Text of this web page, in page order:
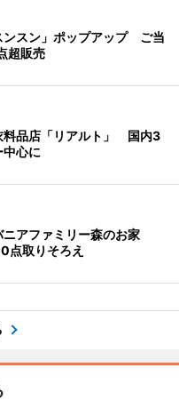
ンスン」ポップアップ ご当
超販売
料品店「リアルト」 国内3
中心に
アファミリー森のお家
取りそろえ